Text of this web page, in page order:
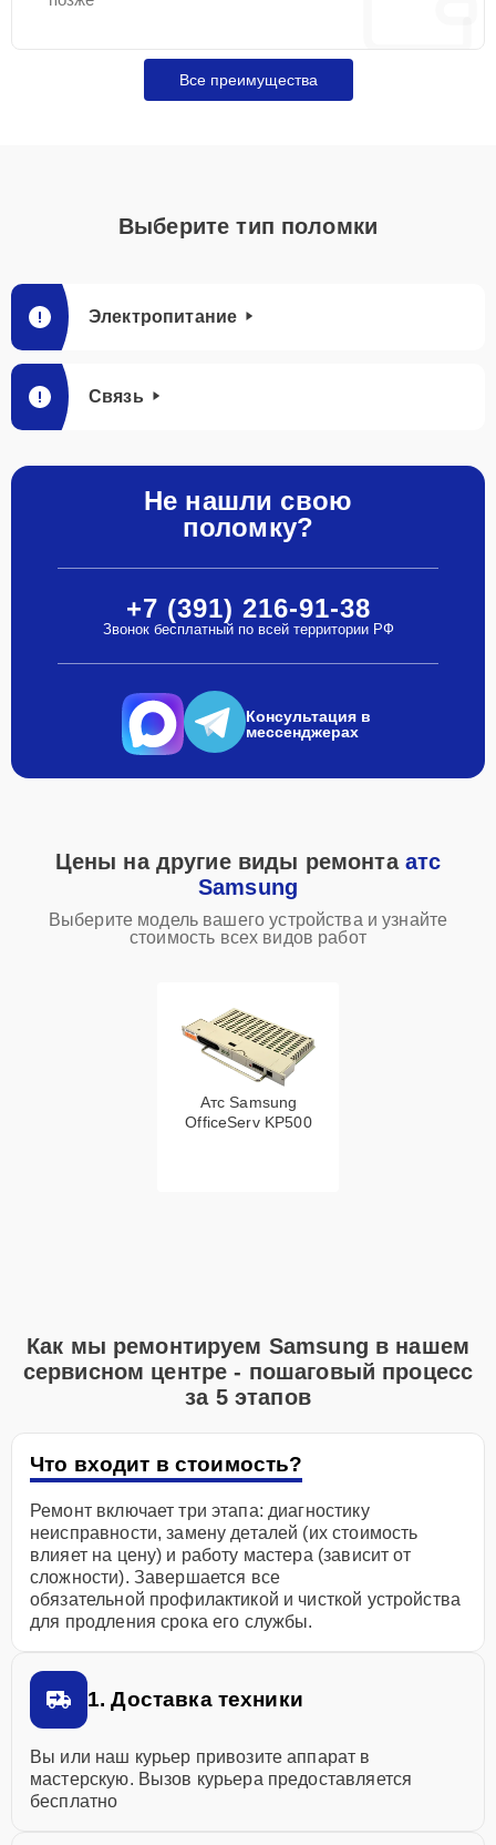
Все преимущества
Выберите тип поломки
Электропитание
Связь
Не нашли свою
поломку?
+7 (391) 216-91-38
Звонок бесплатный по всей территории РФ
Консультация в
мессенджерах
Цены на другие виды ремонта атс
Samsung
Выберите модель вашего устройства и узнайте
стоимость всех видов работ
Атс Samsung
OfficeServ KP500
Как мы ремонтируем Samsung в нашем
сервисном центре - пошаговый процесс
за 5 этапов
Что входит в стоимость?
Ремонт включает три этапа: диагностику
неисправности, замену деталей (их стоимость
влияет на цену) и работу мастера (зависит от
сложности). Завершается все
обязательной профилактикой и чисткой устройства
для продления срока его службы.
1. Доставка техники
Вы или наш курьер привозите аппарат в
мастерскую. Вызов курьера предоставляется
бесплатно